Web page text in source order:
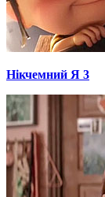
Нікчемний Я 3